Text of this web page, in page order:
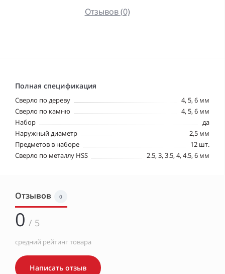
Отзывов (0)
Полная спецификация
Cверло по дереву
4, 5, 6 мм
Cверло по камню
4, 5, 6 мм
Набор
да
Наружный диаметр
2,5 мм
Предметов в наборе
12 шт.
Сверло по металлу HSS
2.5, 3, 3.5, 4, 4.5, 6 мм
Отзывов 0
0 / 5
средний рейтинг товара
Написать отзыв